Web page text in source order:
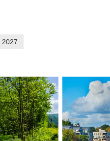
2027